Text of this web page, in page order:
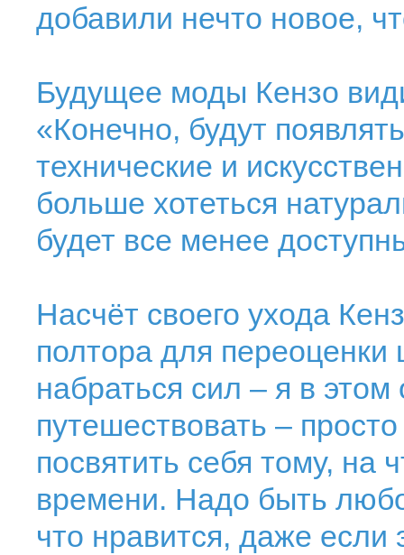
добавили нечто новое,
Будущее моды Кензо
«Конечно, будут
технические и
больше хотеться
будет все менее
Насчёт своего ухода
полтора для переоценки
набраться сил – я в
путешествовать –
посвятить себя тому, на
времени. Надо быть
что нравится, даже если